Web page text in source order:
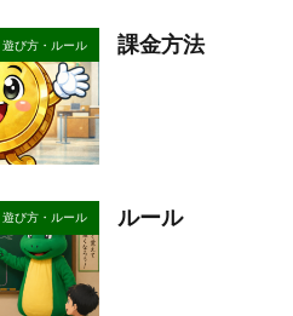
遊び方・ルール 課金方法
遊び方・ルール ルール